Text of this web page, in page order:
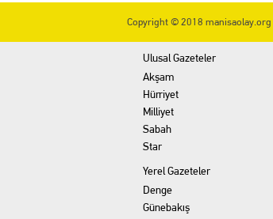
Copyright © 2018 manisaolay.org
Ulusal Gazeteler
Akşam
Hürriyet
Milliyet
Sabah
Star
Yerel Gazeteler
Denge
Günebakış